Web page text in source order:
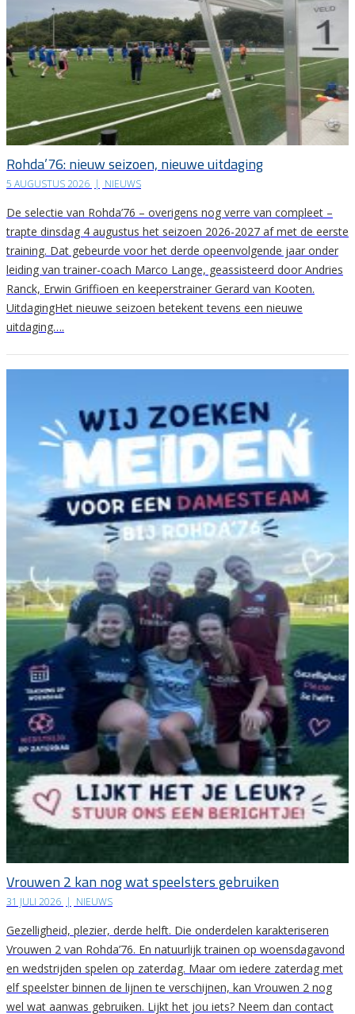
Rohda’76: nieuw seizoen, nieuwe uitdaging
5 AUGUSTUS 2026 | NIEUWS
De selectie van Rohda’76 – overigens nog verre van compleet –
trapte dinsdag 4 augustus het seizoen 2026-2027 af met de eerste
training. Dat gebeurde voor het derde opeenvolgende jaar onder
leiding van trainer-coach Marco Lange, geassisteerd door Andries
Ranck, Erwin Griffioen en keeperstrainer Gerard van Kooten.
UitdagingHet nieuwe seizoen betekent tevens een nieuwe
uitdaging….
Vrouwen 2 kan nog wat speelsters gebruiken
31 JULI 2026 | NIEUWS
Gezelligheid, plezier, derde helft. Die onderdelen karakteriseren
Vrouwen 2 van Rohda’76. En natuurlijk trainen op woensdagavond
en wedstrijden spelen op zaterdag. Maar om iedere zaterdag met
elf speelster binnen de lijnen te verschijnen, kan Vrouwen 2 nog
wel wat aanwas gebruiken. Lijkt het jou iets? Neem dan contact